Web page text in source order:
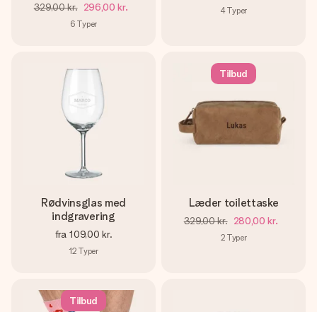
329,00 kr. 296,00 kr.
6 Typer
4Typer
Rødvinsglas med
indgravering
fra 109,00 kr.
12 Typer
Tilbud
Læder toilettaske
329,00 kr. 280,00 kr.
2 Typer
Tilbud